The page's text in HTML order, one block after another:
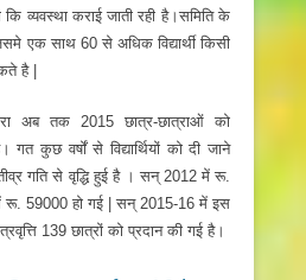
व्यवस्था कराई जाती रही है।समिति के
एक साथ 60 से अधिक विद्यार्थी किसी
है |
अब तक 2015 छात्र-छात्राओं को
गत कुछ वर्षों से विद्यार्थियों को दी जाने
तीव्र गति से वृद्धि हुई है । सन्‌ 2012 में रू.
रू. 59000 हो गई | सन्‌ 2015-16 में इस
139 छात्रों को प्रदान की गई है।